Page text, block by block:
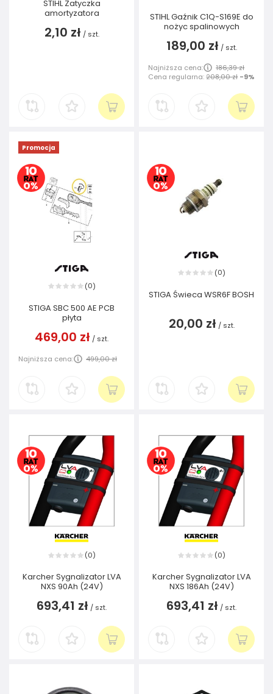
STIHL Zatyczka
amortyzatora
2,10 zł / szt.
STIHL Gaźnik C1Q-S169E do
nożyc spalinowych
189,00 zł / szt.
Najniższa cena:
186,39 zł
Cena regularna:208,00 zł -9%
Promocja
(0)
STIGA SBC 500 AE PCB
płyta
469,00 zł / szt.
Najniższa cena: 499,00 zł
(0)
STIGA Świeca WSR6F BOSH
20,00 zł / szt.
(0)
Karcher Sygnalizator LVA
NXS 90Ah (24V)
693,41 zł / szt.
(0)
Karcher Sygnalizator LVA
NXS 186Ah (24V)
693,41 zł / szt.